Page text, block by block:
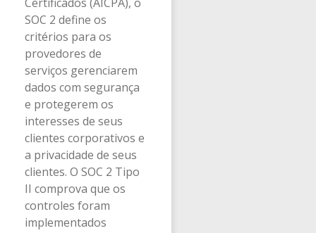
SOC 2 define os
critérios para os
provedores de
serviços gerenciarem
dados com segurança
e protegerem os
interesses de seus
clientes corporativos e
a privacidade de seus
clientes. O SOC 2 Tipo
II comprova que os
controles foram
implementados